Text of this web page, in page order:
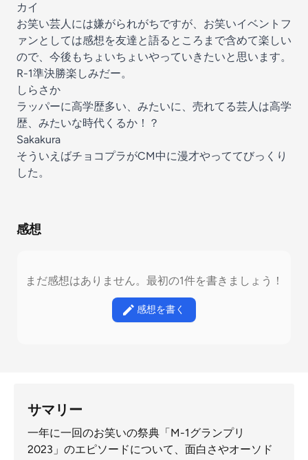
カイ
お笑い芸人には嫌がられがちですが、お笑いイベントフ
ァンとしては感想を友達と語るところまで含めて楽しい
ので、今後もちょいちょいやっていきたいと思います。
R-1準決勝楽しみだー。
しらさか
ラッパーに高学歴多い、みたいに、売れてる芸人は高学
歴、みたいな時代くるか！？
Sakakura
そういえばチョコプラがCM中に漫才やっててびっくり
した。
感想
まだ感想はありません。最初の1件を書きましょう！
感想を書く
サマリー
一年に一回のお笑いの祭典「M-1グランプリ
2023」のエピソードについて、面白さやオーソド